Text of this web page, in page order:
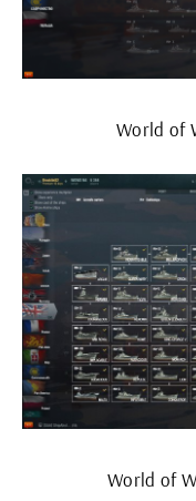
World of
World of